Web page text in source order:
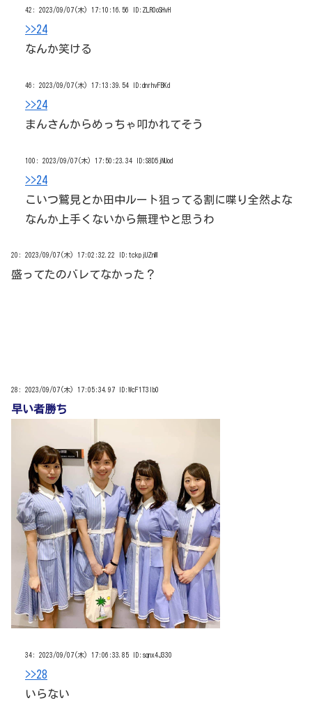
42: 2023/09/07(木) 17:10:16.56 ID:ZLR0oSHvH
>>24
なんか笑ける
46: 2023/09/07(木) 17:13:39.54 ID:dnrhvFBKd
>>24
まんさんからめっちゃ叩かれてそう
100: 2023/09/07(木) 17:50:23.34 ID:S8D5jNUod
>>24
こいつ鷲見とか田中ルート狙ってる割に喋り全然よな
なんか上手くないから無理やと思うわ
20: 2023/09/07(木) 17:02:32.22 ID:tckpjUZnM
盛ってたのバレてなかった？
28: 2023/09/07(木) 17:05:34.97 ID:WcF1T3lb0
早い者勝ち
34: 2023/09/07(木) 17:06:33.85 ID:sqnx4J330
>>28
いらない